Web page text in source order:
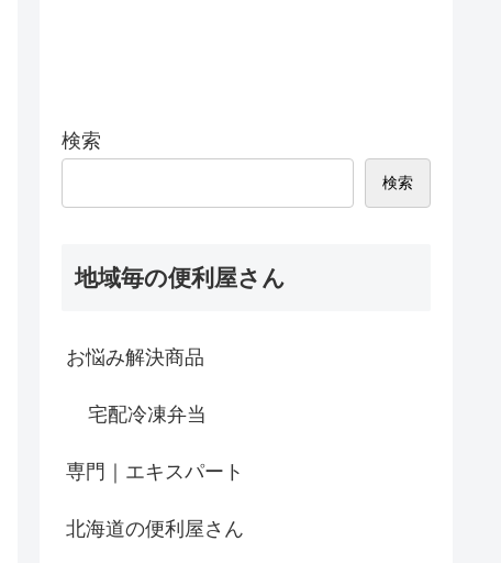
検索
検索
地域毎の便利屋さん
お悩み解決商品
宅配冷凍弁当
専門｜エキスパート
北海道の便利屋さん